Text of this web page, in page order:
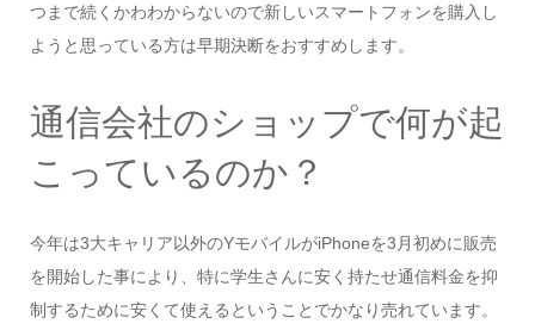
つまで続くかわわからないので新しいスマートフォンを購入し
ようと思っている方は早期決断をおすすめします。
通信会社のショップで何が起
こっているのか？
今年は3大キャリア以外のYモバイルがiPhoneを3月初めに販売
を開始した事により、特に学生さんに安く持たせ通信料金を抑
制するために安くて使えるということでかなり売れています。